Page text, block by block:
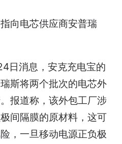
向电芯供应商安普瑞
日消息，安克充电宝的
斯将两个批次的电芯外
报道称，该外包工厂涉
间隔膜的原材料，这可
，一旦移动电源正负极